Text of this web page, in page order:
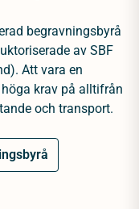
begravningsbyrå
av SBF
Att vara en
krav på alltifrån
och transport.